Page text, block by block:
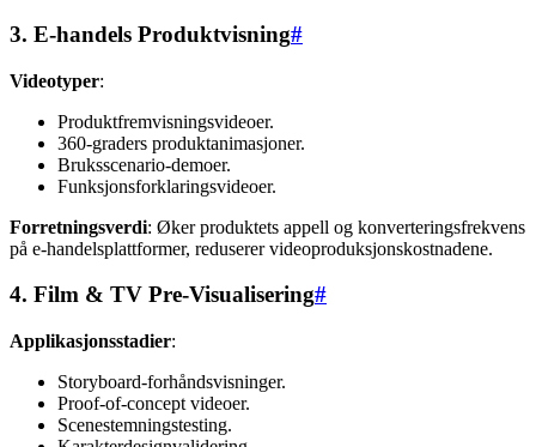
3. E-handels Produktvisning#
Videotyper:
Produktfremvisningsvideoer.
360-graders produktanimasjoner.
Bruksscenario-demoer.
Funksjonsforklaringsvideoer.
Forretningsverdi: Øker produktets appell og konverteringsfrekvens
på e-handelsplattformer, reduserer videoproduksjonskostnadene.
4. Film & TV Pre-Visualisering#
Applikasjonsstadier:
Storyboard-forhåndsvisninger.
Proof-of-concept videoer.
Scenestemningstesting.